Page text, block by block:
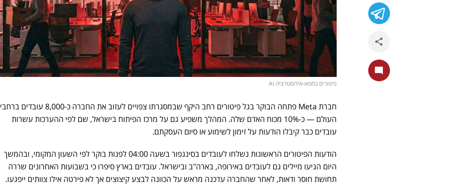
פיטורים במטא-אילוסטרציה AI
חברת Meta פתחה הבוקר בגל פיטורים רחב היקף שבמסגרתו צפויים לעזוב את החברה כ-8,000 עובדים ברחבי
העולם — כ-10% מכוח האדם שלה. המהלך משפיע גם על מרכז הפיתוח בישראל, שם לפי ההערכות עשרות
עובדים כבר קיבלו הודעות על זימון לשימוע או סיום העסקתם.
הודעות הפיטורים הראשונות נשלחו לעובדים בסינגפור בשעה 04:00 לפנות בוקר לפי השעון המקומי, ובהמשך
היום הגיעו מיילים גם לעובדים באירופה, בארה"ב ובישראל. עובדים בארץ סיפרו כי בשבועות האחרונים שררה
תחושת חוסר ודאות, לאחר שהחברה עדכנה מראש על הכוונה לבצע קיצוצים אך לא פירטה אילו צוותים ייפגעו.